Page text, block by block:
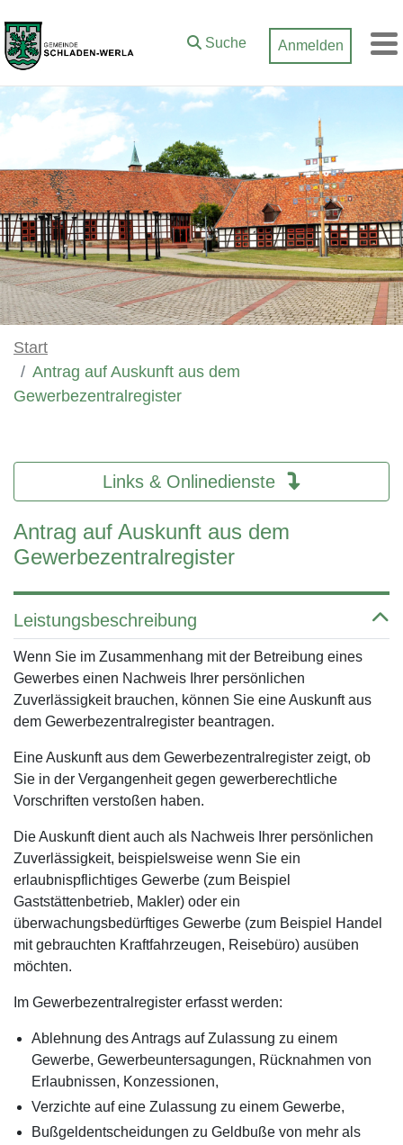
Suche
Anmelden
Start
Antrag auf Auskunft aus dem
Gewerbezentralregister
Links & Onlinedienste
Antrag auf Auskunft aus dem
Gewerbezentralregister
Leistungsbeschreibung
Wenn Sie im Zusammenhang mit der Betreibung eines
Gewerbes einen Nachweis Ihrer persönlichen
Zuverlässigkeit brauchen, können Sie eine Auskunft aus
dem Gewerbezentralregister beantragen.
Eine Auskunft aus dem Gewerbezentralregister zeigt, ob
Sie in der Vergangenheit gegen gewerberechtliche
Vorschriften verstoßen haben.
Die Auskunft dient auch als Nachweis Ihrer persönlichen
Zuverlässigkeit, beispielsweise wenn Sie ein
erlaubnispflichtiges Gewerbe (zum Beispiel
Gaststättenbetrieb, Makler) oder ein
überwachungsbedürftiges Gewerbe (zum Beispiel Handel
mit gebrauchten Kraftfahrzeugen, Reisebüro) ausüben
möchten.
Im Gewerbezentralregister erfasst werden:
Ablehnung des Antrags auf Zulassung zu einem
Gewerbe, Gewerbeuntersagungen, Rücknahmen von
Erlaubnissen, Konzessionen,
Verzichte auf eine Zulassung zu einem Gewerbe,
Bußgeldentscheidungen zu Geldbuße von mehr als